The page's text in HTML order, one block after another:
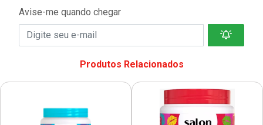
Avise-me quando chegar
Produtos Relacionados